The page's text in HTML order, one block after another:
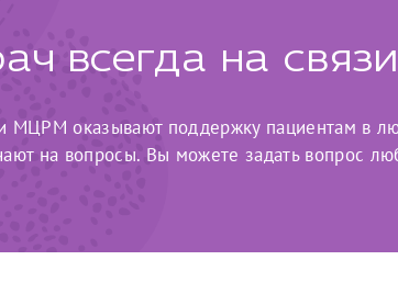
всегда на связи
МЦРМ оказывают поддержку пациентам в
на вопросы. Вы можете задать вопрос